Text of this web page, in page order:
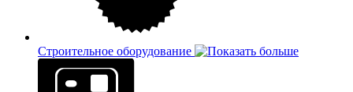
Строительное оборудование